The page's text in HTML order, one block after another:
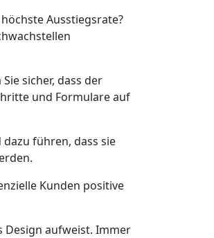
Ausstiegsrate?
sicher, dass der
und Formulare auf
führen, dass sie
Kunden positive
Design aufweist. Immer